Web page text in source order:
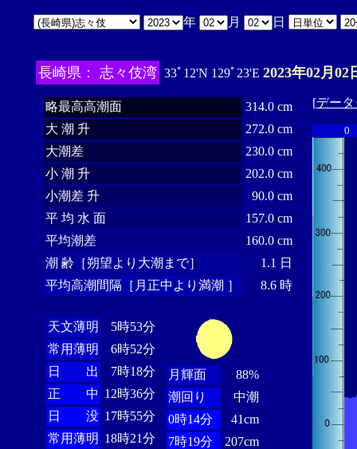
年 月 日
長崎県： 志々伎湾 33ﾟ12'N 129ﾟ23'E 2023年02月02
略最高高潮面
314.0 cm
大 潮 升
272.0 cm
大潮差
230.0 cm
小 潮 升
202.0 cm
小潮差 升
90.0 cm
平 均 水 面
157.0 cm
平均潮差
160.0 cm
潮 齢［朔望より大潮まで］
1.1 日
平均高潮間隔［月正中より満潮 ］
8.6 時
天文薄明
5時53分
常用薄明
6時52分
日 出
7時18分
正 中 12時36分
日 没 17時55分
常用薄明 18時21分
月輝面
88%
潮回り
中潮
0時14分
41cm
7時19分
207cm
[デー
0